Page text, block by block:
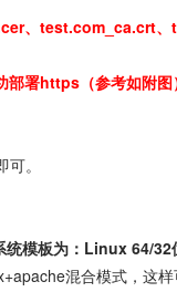
、test.com_ca.crt
部署https（参考如附图
。
模板为：Linux 64/32
混合模式，这